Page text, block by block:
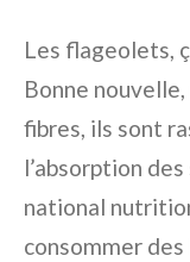
Les flageolets,
Bonne
fibres, ils sont
l’absorption
national
consommer